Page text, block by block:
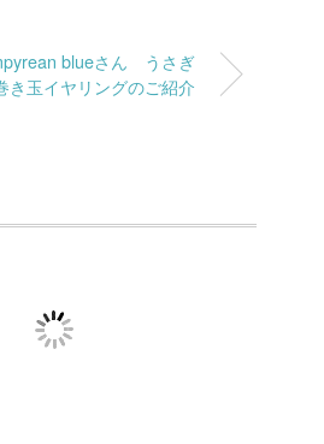
blueさん うさぎ
き玉イヤリングのご紹介